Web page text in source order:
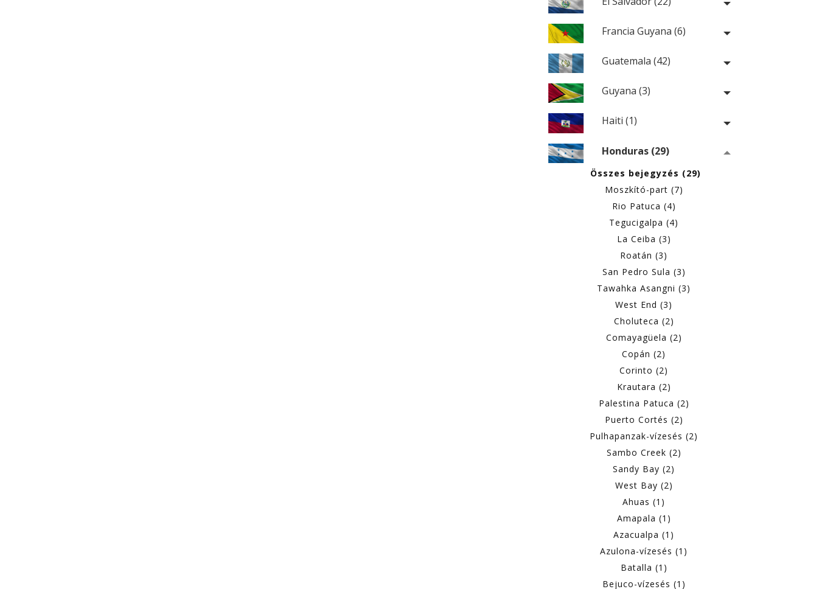
Francia Guyana (6)
Guatemala (42)
Guyana (3)
Haiti (1)
Honduras (29)
Összes bejegyzés (29)
Moszkító-part (7)
Rio Patuca (4)
Tegucigalpa (4)
La Ceiba (3)
Roatán (3)
San Pedro Sula (3)
Tawahka Asangni (3)
West End (3)
Choluteca (2)
Comayagüela (2)
Copán (2)
Corinto (2)
Krautara (2)
Palestina Patuca (2)
Puerto Cortés (2)
Pulhapanzak-vízesés (2)
Sambo Creek (2)
Sandy Bay (2)
West Bay (2)
Ahuas (1)
Amapala (1)
Azacualpa (1)
Azulona-vízesés (1)
Batalla (1)
Bejuco-vízesés (1)